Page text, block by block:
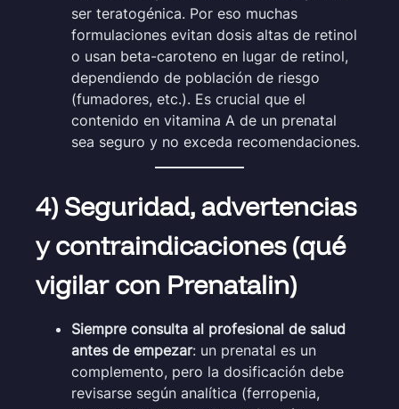
ser teratogénica. Por eso muchas
formulaciones evitan dosis altas de retinol
o usan beta-caroteno en lugar de retinol,
dependiendo de población de riesgo
(fumadores, etc.). Es crucial que el
contenido en vitamina A de un prenatal
sea seguro y no exceda recomendaciones.
4) Seguridad, advertencias
y contraindicaciones (qué
vigilar con Prenatalin)
Siempre consulta al profesional de salud
antes de empezar: un prenatal es un
complemento, pero la dosificación debe
revisarse según analítica (ferropenia,